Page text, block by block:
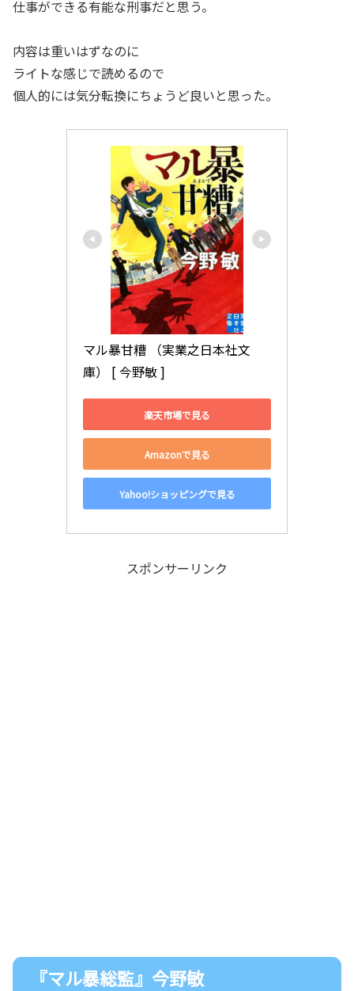
仕事ができる有能な刑事だと思う。
内容は重いはずなのに
ライトな感じで読めるので
個人的には気分転換にちょうど良いと思った。
マル暴甘糟 （実業之日本社文
庫） [ 今野敏 ]
楽天市場で見る
Amazonで見る
Yahoo!ショッピングで見る
スポンサーリンク
『マル暴総監』今野敏